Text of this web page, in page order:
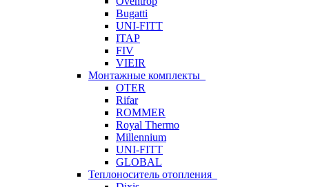
Bugatti
UNI-FITT
ITAP
FIV
VIEIR
Монтажные комплекты
OTER
Rifar
ROMMER
Royal Thermo
Millennium
UNI-FITT
GLOBAL
Теплоноситель отопления